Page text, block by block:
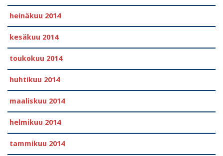
heinäkuu 2014
kesäkuu 2014
toukokuu 2014
huhtikuu 2014
maaliskuu 2014
helmikuu 2014
tammikuu 2014